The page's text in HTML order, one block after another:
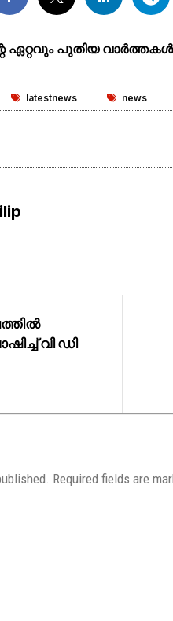
ഏറ്റവും പുതിയ
latestnews news
വി ഡി
Required fields are